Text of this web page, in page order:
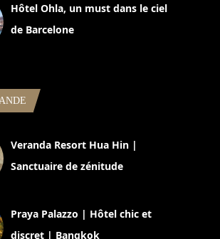
Hôtel Ohla, un must dans le ciel
de Barcelone
Veranda Resort Hua Hin |
Sanctuaire de zénitude
Praya Palazzo | Hôtel chic et
discret | Bangkok